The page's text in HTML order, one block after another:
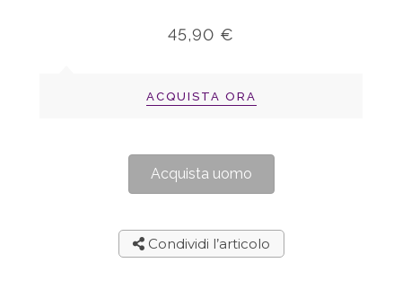
45,90 €
ACQUISTA ORA
Acquista uomo
Condividi l’articolo